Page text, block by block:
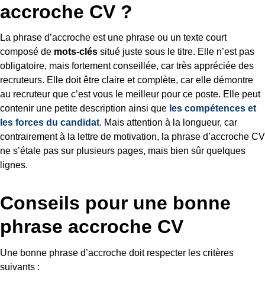
accroche CV ?
La phrase d’accroche est une phrase ou un texte court
composé de mots-clés situé juste sous le titre. Elle n’est pas
obligatoire, mais fortement conseillée, car très appréciée des
recruteurs. Elle doit être claire et complète, car elle démontre
au recruteur que c’est vous le meilleur pour ce poste. Elle peut
contenir une petite description ainsi que les compétences et
les forces du candidat. Mais attention à la longueur, car
contrairement à la lettre de motivation, la phrase d’accroche CV
ne s’étale pas sur plusieurs pages, mais bien sûr quelques
lignes.
Conseils pour une bonne
phrase accroche CV
Une bonne phrase d’accroche doit respecter les critères
suivants :